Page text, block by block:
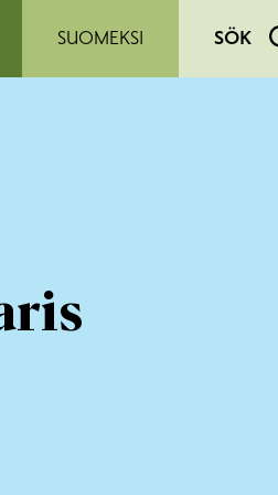
SUOMEKSI SÖK